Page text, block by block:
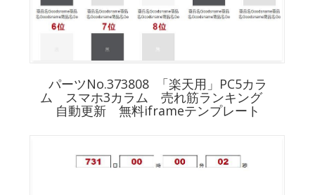
パーツNo.373808 「楽天用」PC5カラ
ム スマホ3カラム 売れ筋ランキング
自動更新 無料iframeテンプレート